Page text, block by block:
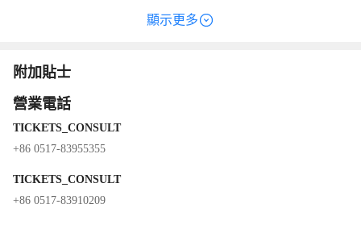
顯示更多
附加貼士
營業電話
TICKETS_CONSULT
+86 0517-83955355
TICKETS_CONSULT
+86 0517-83910209